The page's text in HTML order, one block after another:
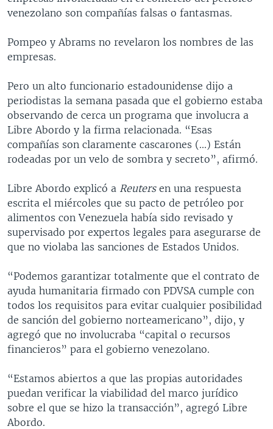
venezolano son compañías falsas o fantasmas.
Pompeo y Abrams no revelaron los nombres de las
empresas.
Pero un alto funcionario estadounidense dijo a
periodistas la semana pasada que el gobierno estaba
observando de cerca un programa que involucra a
Libre Abordo y la firma relacionada. “Esas
compañías son claramente cascarones (...) Están
rodeadas por un velo de sombra y secreto”, afirmó.
Libre Abordo explicó a Reuters en una respuesta
escrita el miércoles que su pacto de petróleo por
alimentos con Venezuela había sido revisado y
supervisado por expertos legales para asegurarse de
que no violaba las sanciones de Estados Unidos.
“Podemos garantizar totalmente que el contrato de
ayuda humanitaria firmado con PDVSA cumple con
todos los requisitos para evitar cualquier posibilidad
de sanción del gobierno norteamericano”, dijo, y
agregó que no involucraba “capital o recursos
financieros” para el gobierno venezolano.
“Estamos abiertos a que las propias autoridades
puedan verificar la viabilidad del marco jurídico
sobre el que se hizo la transacción”, agregó Libre
Abordo.